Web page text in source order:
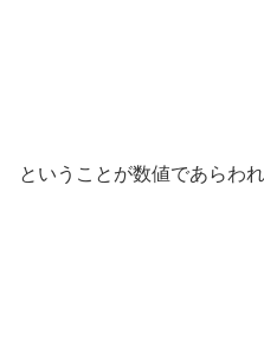
ということが数値であらわ